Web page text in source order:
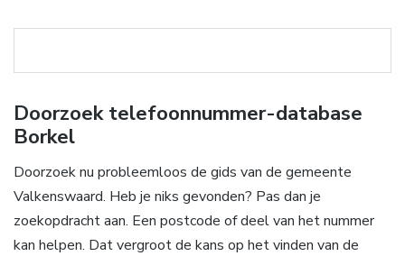
Doorzoek telefoonnummer-database
Borkel
Doorzoek nu probleemloos de gids van de gemeente
Valkenswaard. Heb je niks gevonden? Pas dan je
zoekopdracht aan. Een postcode of deel van het nummer
kan helpen. Dat vergroot de kans op het vinden van de